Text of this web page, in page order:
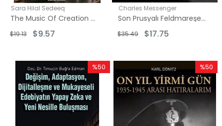
Sara Hilal Sedeeq
The Music Of Creation - Lagos and Harmony İn J.R.R Tolkien's Middle - Earth
$9.57
$19.13
Charles Messenger
Son Prusyalı Feldmareşel Gerd Von Rundstedt
$17.75
$35.49
%50
%50İndirim
%50
İndirim